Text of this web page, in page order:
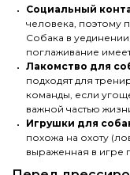
Социальный
человека, поэтому
Собака в
поглаживание
Лакомство для
подходят для
команды, если
важной частью
Игрушки для
похожа на охоту
выраженная в игре